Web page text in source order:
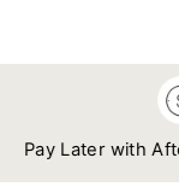
Pay Later with